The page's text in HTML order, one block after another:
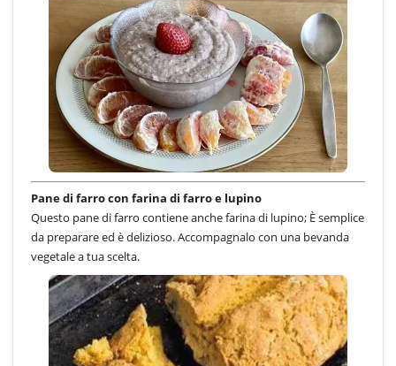
Pane di farro con farina di farro e lupino
Questo pane di farro contiene anche farina di lupino; È semplice
da preparare ed è delizioso. Accompagnalo con una bevanda
vegetale a tua scelta.